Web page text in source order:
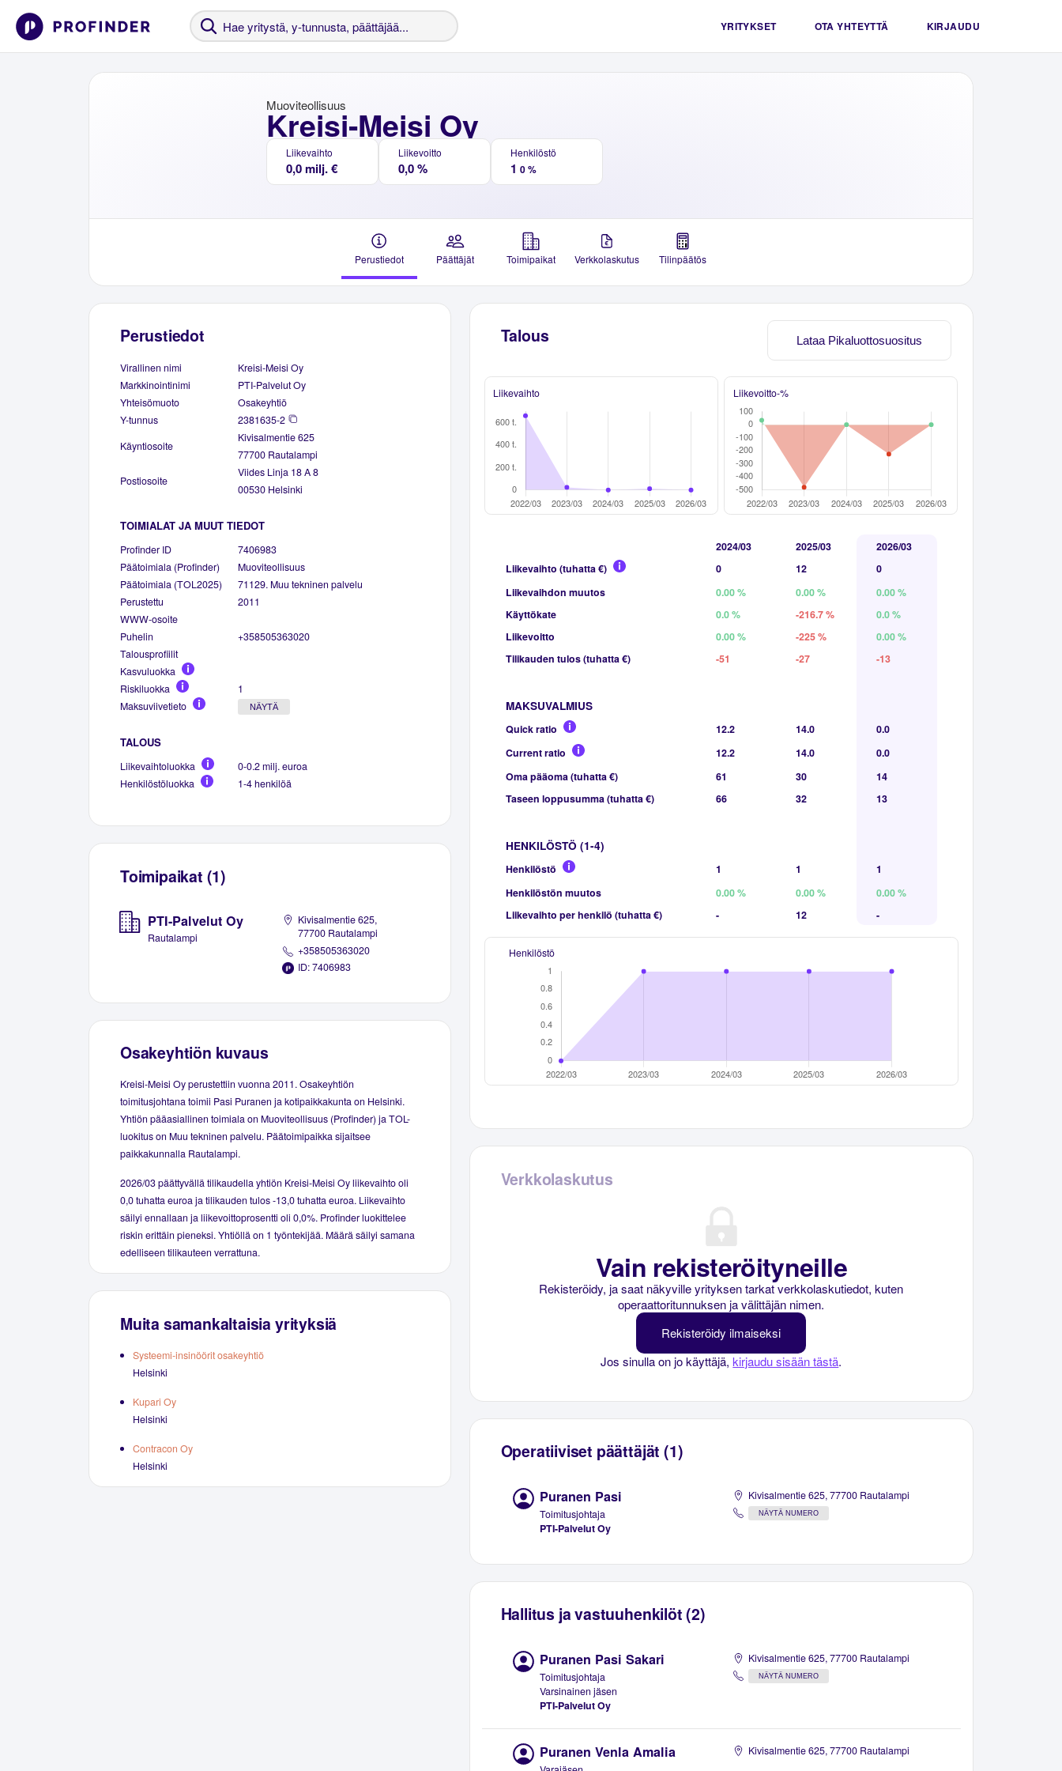
YRITYKSET OTA YHTEYTTÄ KIRJAUDU
Kreisi-Meisi Oy
Muoviteollisuus
Liikevaihto
0,0 milj. €
Liikevoitto
0,0 %
Henkilöstö
1 0 %
Perustiedot Päättäjät Toimipaikat Verkkolaskutus Tilinpäätös
Perustiedot
Virallinen nimi
Kreisi-Meisi Oy
Markkinointinimi
PTI-Palvelut Oy
Yhteisömuoto
Osakeyhtiö
Y-tunnus
2381635-2
Käyntiosoite
Kivisalmentie 625
77700 Rautalampi
Postiosoite
Viides Linja 18 A 8
00530 Helsinki
TOIMIALAT JA MUUT TIEDOT
Profinder ID
7406983
Päätoimiala (Profinder)
Muoviteollisuus
Päätoimiala (TOL2025)
71129. Muu tekninen palvelu
Perustettu
2011
WWW-osoite
Puhelin
+358505363020
Talousprofiilit
Kasvuluokka
Riskiluokka
1
Maksuviivetieto
NÄYTÄ
TALOUS
Liikevaihtoluokka
0-0.2 milj. euroa
Henkilöstöluokka
1-4 henkilöä
Toimipaikat (1)
PTI-Palvelut Oy
Rautalampi
Kivisalmentie 625,
77700 Rautalampi
+358505363020
ID: 7406983
Osakeyhtiön kuvaus
Kreisi-Meisi Oy perustettiin vuonna 2011. Osakeyhtiön
toimitusjohtana toimii Pasi Puranen ja kotipaikkakunta on Helsinki.
Yhtiön pääasiallinen toimiala on Muoviteollisuus (Profinder) ja TOL-
luokitus on Muu tekninen palvelu. Päätoimipaikka sijaitsee
paikkakunnalla Rautalampi.
2026/03 päättyvällä tilikaudella yhtiön Kreisi-Meisi Oy liikevaihto oli
0,0 tuhatta euroa ja tilikauden tulos -13,0 tuhatta euroa. Liikevaihto
säilyi ennallaan ja liikevoittoprosentti oli 0,0%. Profinder luokittelee
riskin erittäin pieneksi. Yhtiöllä on 1 työntekijää. Määrä säilyi samana
edelliseen tilikauteen verrattuna.
Muita samankaltaisia yrityksiä
Systeemi-insinöörit osakeyhtiö
Helsinki
Kupari Oy
Helsinki
Contracon Oy
Helsinki
Lataa Pikaluottosuositus
Talous
Liikevaihto Liikevoitto-%
2024/03 2025/03
2026/03
Liikevaihto (tuhatta €)
0 12
0
Liikevaihdon muutos
0.00 % 0.00 %
0.00 %
Käyttökate
0.0 % -216.7 %
0.0 %
Liikevoitto
0.00 % -225 %
0.00 %
Tilikauden tulos (tuhatta €)
-51 -27 -13
MAKSUVALMIUS
Quick ratio 12.2 14.0
0.0
Current ratio
12.2 14.0
0.0
Oma pääoma (tuhatta €)
61 30
14
Taseen loppusumma (tuhatta €)
66 32 13
HENKILÖSTÖ (1-4)
Henkilöstö 1 1
1
Henkilöstön muutos
0.00 % 0.00 %
0.00 %
Liikevaihto per henkilö (tuhatta €)
- 12 -
Henkilöstö
Verkkolaskutus
Vain rekisteröityneille
Rekisteröidy, ja saat näkyville yrityksen tarkat verkkolaskutiedot, kuten
operaattoritunnuksen ja välittäjän nimen.
Rekisteröidy ilmaiseksi
Jos sinulla on jo käyttäjä,kirjaudu sisään tästä.
Operatiiviset päättäjät (1)
Puranen Pasi
Toimitusjohtaja
PTI-Palvelut Oy
Kivisalmentie 625, 77700 Rautalampi
NÄYTÄ NUMERO
Hallitus ja vastuuhenkilöt (2)
Puranen Pasi Sakari
Toimitusjohtaja
Varsinainen jäsen
PTI-Palvelut Oy
Kivisalmentie 625, 77700 Rautalampi
NÄYTÄ NUMERO
Puranen Venla Amalia Kivisalmentie 625, 77700 Rautalampi